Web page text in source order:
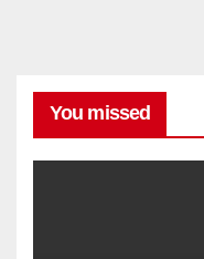
You missed